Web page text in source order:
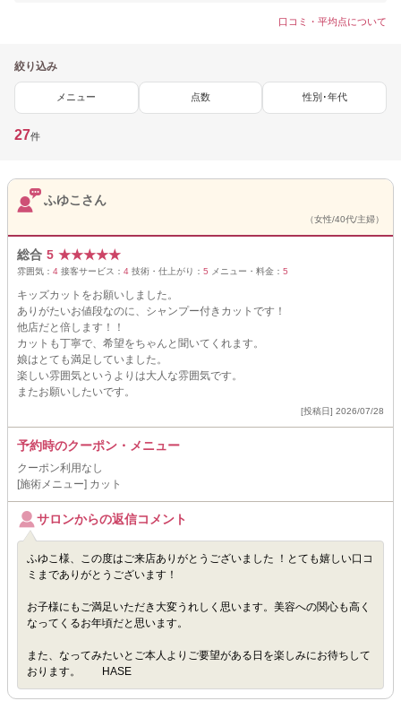
口コミ・平均点について
絞り込み
メニュー 点数 性別･年代
27件
ふゆこさん
（女性/40代/主婦）
総合 5 ★★★★★
雰囲気： 4 接客サービス： 4 技術・仕上がり： 5 メニュー・料金： 5
キッズカットをお願いしました。
ありがたいお値段なのに、シャンプー付きカットです！
他店だと倍します！！
カットも丁寧で、希望をちゃんと聞いてくれます。
娘はとても満足していました。
楽しい雰囲気というよりは大人な雰囲気です。
またお願いしたいです。
[投稿日] 2026/07/28
予約時のクーポン・メニュー
クーポン利用なし
[施術メニュー] カット
サロンからの返信コメント
ふゆこ様、この度はご来店ありがとうございました ！とても嬉しい口コ
ミまでありがとうございます！
お子様にもご満足いただき大変うれしく思います。美容への関心も高く
なってくるお年頃だと思います。
また、なってみたいとご本人よりご要望がある日を楽しみにお待ちして
おります。 HASE